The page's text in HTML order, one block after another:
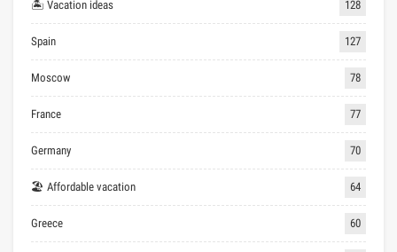
🏝 Vacation ideas 128
Spain 127
Moscow 78
France 77
Germany 70
🏖 Affordable vacation 64
Greece 60